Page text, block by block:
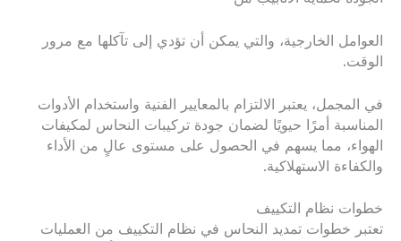
العوامل الخارجية، والتي يمكن أن تؤدي إلى تآكلها مع مرور
الوقت.
في المجمل، يعتبر الالتزام بالمعايير الفنية واستخدام الأدوات
المناسبة أمرًا حيويًا لضمان جودة تركيبات النحاس لمكيفات
الهواء، مما يسهم في الحصول على مستوى عالٍ من الأداء
والكفاءة الاستهلاكية.
خطوات نظام التكييف
تعتبر خطوات تمديد النحاس في نظام التكييف من العمليات